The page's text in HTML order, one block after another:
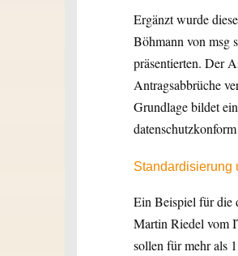
Ergänzt wurde
Böhmann von msg
präsentierten. Der
Antragsabbrüche
Grundlage bildet
Standardisierung
Ein Beispiel für die
Martin Riedel vom
sollen für mehr als